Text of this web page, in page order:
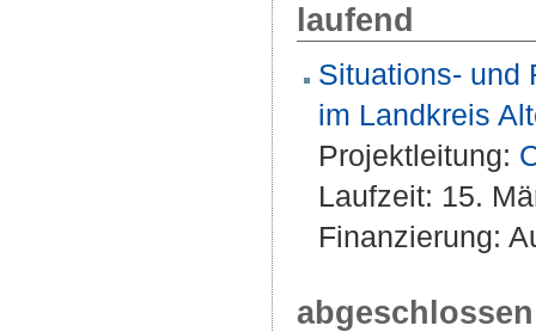
laufend
Situations- und
im Landkreis
Projektleitung:
Laufzeit: 15.
Finanzierung:
abgeschlossen